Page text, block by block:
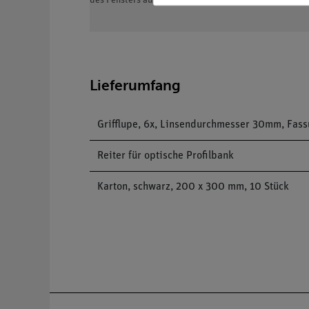
Lieferumfang
Grifflupe, 6x, Linsendurchmesser 30mm,
Reiter für optische Profilbank
Karton, schwarz, 200 x 300 mm, 10 Stück